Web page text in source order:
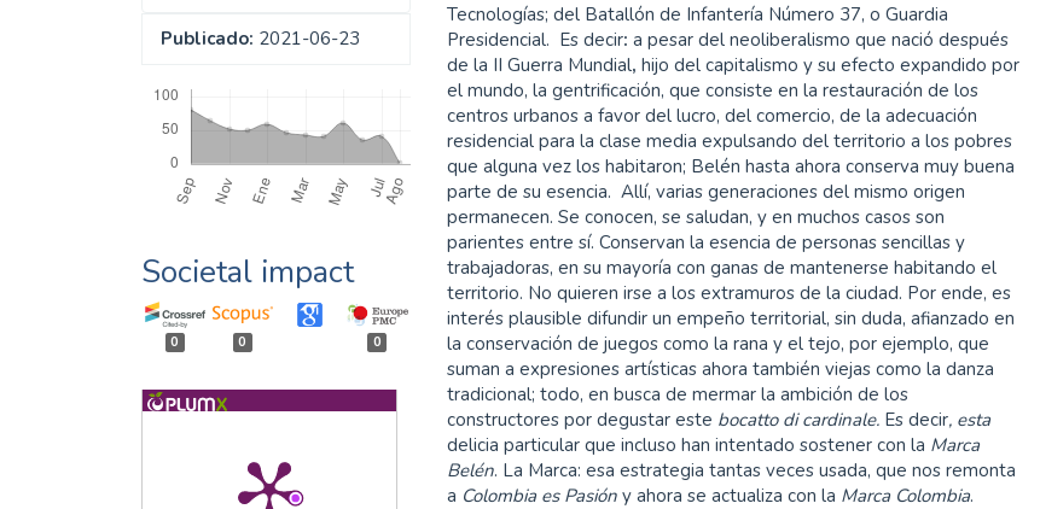
Publicado: 2021-06-23
Societal impact
0 0 0
Tecnologías; del Batallón de Infantería Número 37, o Guardia
Presidencial. Es decir: a pesar del neoliberalismo que nació después
de la II Guerra Mundial, hijo del capitalismo y su efecto expandido por
el mundo, la gentrificación, que consiste en la restauración de los
centros urbanos a favor del lucro, del comercio, de la adecuación
residencial para la clase media expulsando del territorio a los pobres
que alguna vez los habitaron; Belén hasta ahora conserva muy buena
parte de su esencia. Allí, varias generaciones del mismo origen
permanecen. Se conocen, se saludan, y en muchos casos son
parientes entre sí. Conservan la esencia de personas sencillas y
trabajadoras, en su mayoría con ganas de mantenerse habitando el
territorio. No quieren irse a los extramuros de la ciudad. Por ende, es
interés plausible difundir un empeño territorial, sin duda, afianzado en
la conservación de juegos como la rana y el tejo, por ejemplo, que
suman a expresiones artísticas ahora también viejas como la danza
tradicional; todo, en busca de mermar la ambición de los
constructores por degustar este bocatto di cardinale. Es decir, esta
delicia particular que incluso han intentado sostener con la Marca
Belén. La Marca: esa estrategia tantas veces usada, que nos remonta
a Colombia es Pasióny ahora se actualiza con la Marca Colombia.